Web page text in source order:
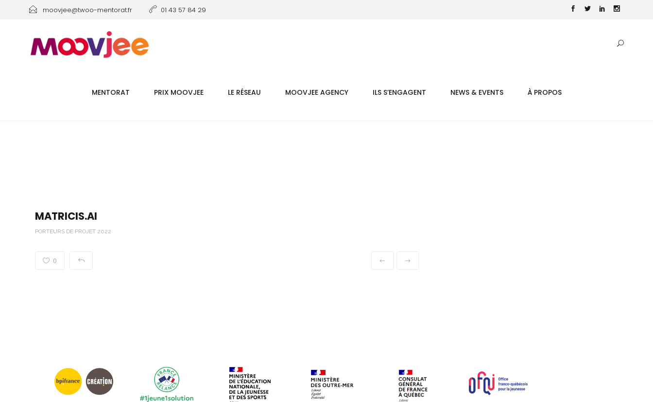
moovjee@twoo-mentorat.fr 01 43 57 84 29
MENTORAT PRIX MOOVJEE LE RÉSEAU MOOVJEE AGENCY ILS S’ENGAGENT NEWS & EVENTS À PROPOS
MATRICIS.AI
PORTEURS DE PROJET 2022
0